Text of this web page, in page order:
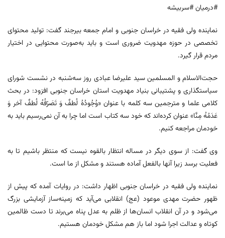
#درمیان #سربیشه
نماینده ولی فقیه در خراسان جنوبی و امام جمعه بیرجند گفت: تولید محتوای
تخصصی در حوزه مهدویت ضروری است و باید به‌صورت محتوایی در اختیار
مردم قرار گیرد.
حجت‌الاسلام و المسلمین سید علیرضا عبادی روز سه‌شنبه در نشست شورای
سیاستگذاری و پشتیبانی بنیاد مهدویت استان خراسان جنوبی افزود: در بحث
کلامی علما و مترجمین سه کلمه با عنوان «وُجُودُهُ لُطفٌ وَ تَصَرّفُهُ لُطفٌ آخر وَ
عَدَمُهُ مِنَّا» عنوان کرده‌اند که خود سه کتاب است اما چرا به آن نمی‌رسیم باید به
خودمان مراجعه کنیم.
وی گفت: از سوی دیگر در مساله انتظار بالقوه نیست که منتظر باشیم تا به
فعلیت برسد زیرا آنها بالفعل آماده هستند و مشکل از ما است.
نماینده ولی فقیه در خراسان جنوبی اظهار داشت: در روایات آمده که پیش از
ظهور حضرت مهدی موعود (عج) انقلابی می‌آید که زمینه‌ساز آزمایشی بزرگ
می‌شود و در آن انقلاب انسان‌ها از ظلم به عدل پناه می‌برند تا دست ظالمین
کوتاه و عدالت اجرا شود اما باز هم مشکل خودمان هستیم.